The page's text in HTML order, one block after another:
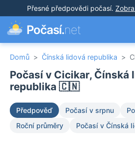
Přesné předpovědi počasí.
Počasí.net
Domů > Čínská lidová republika >
Počasí v Cicikar, Čínská
republika 🇨🇳
Předpověď Počasí v srpnu
Roční průměry
Počasí v Čínská